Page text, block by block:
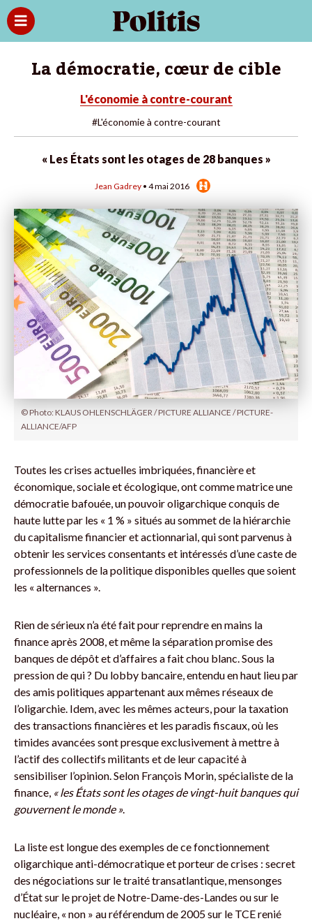
La démocratie, cœur de cible
L'économie à contre-courant
#L'économie à contre-courant
« Les États sont les otages de 28 banques »
Jean Gadrey • 4 mai 2016
© Photo: KLAUS OHLENSCHLÄGER / PICTURE ALLIANCE / PICTURE-
ALLIANCE/AFP
Toutes les crises actuelles imbriquées, financière et
économique, sociale et écologique, ont comme matrice une
démocratie bafouée, un pouvoir oligarchique conquis de
haute lutte par les « 1 % » situés au sommet de la hiérarchie
du capitalisme financier et actionnarial, qui sont parvenus à
obtenir les services consentants et intéressés d’une caste de
professionnels de la politique disponibles quelles que soient
les « alternances ».
Rien de sérieux n’a été fait pour reprendre en mains la
finance après 2008, et même la séparation promise des
banques de dépôt et d’affaires a fait chou blanc. Sous la
pression de qui ? Du lobby bancaire, entendu en haut lieu par
des amis politiques appartenant aux mêmes réseaux de
l’oligarchie. Idem, avec les mêmes acteurs, pour la taxation
des transactions financières et les paradis fiscaux, où les
timides avancées sont presque exclusivement à mettre à
l’actif des collectifs militants et de leur capacité à
sensibiliser l’opinion. Selon François Morin, spécialiste de la
finance, « les États sont les otages de vingt-huit banques qui
gouvernent le monde ».
La liste est longue des exemples de ce fonctionnement
oligarchique anti-démocratique et porteur de crises : secret
des négociations sur le traité transatlantique, mensonges
d’État sur le projet de Notre-Dame-des-Landes ou sur le
nucléaire, « non » au référendum de 2005 sur le TCE renié